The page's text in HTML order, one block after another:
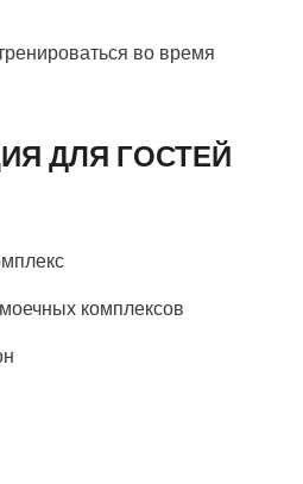
во время
ДЛЯ ГОСТЕЙ
комплексов